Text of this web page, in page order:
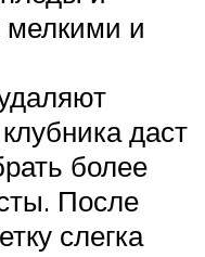
мелкими и
даст
более
После
слегка